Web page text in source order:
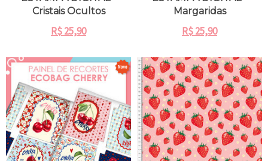
Cristais Ocultos
R$25,90
Margaridas
R$25,90